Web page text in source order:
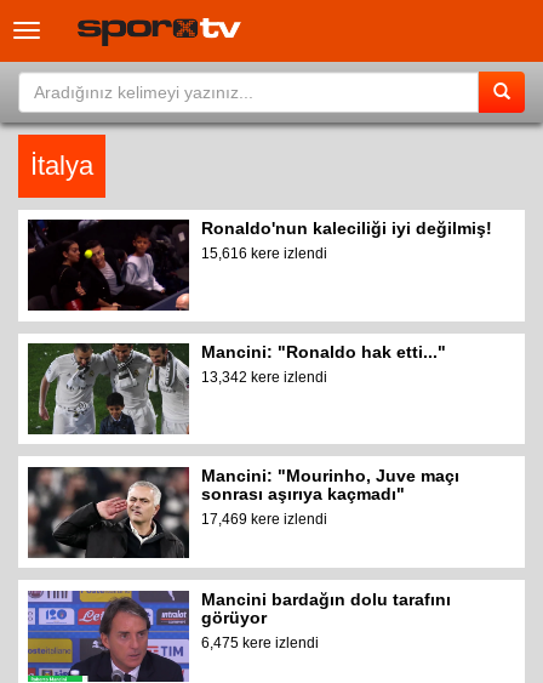
Toggle
İtalya
Ronaldo'nun kaleciliği iyi değilmiş!
15,616 kere izlendi
Mancini: "Ronaldo hak etti..."
13,342 kere izlendi
Mancini: "Mourinho, Juve maçı
sonrası aşırıya kaçmadı"
17,469 kere izlendi
Mancini bardağın dolu tarafını
görüyor
6,475 kere izlendi